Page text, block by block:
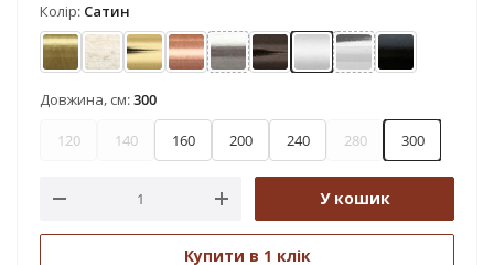
Колір: Сатин
АнтикБіле золото
ЗолотоМідьНержавіюча сталь
ОніксСатин Хром Чорний
Довжина, см:300
120 140 160 200 240 280 300
У кошик
Купити в 1 клік